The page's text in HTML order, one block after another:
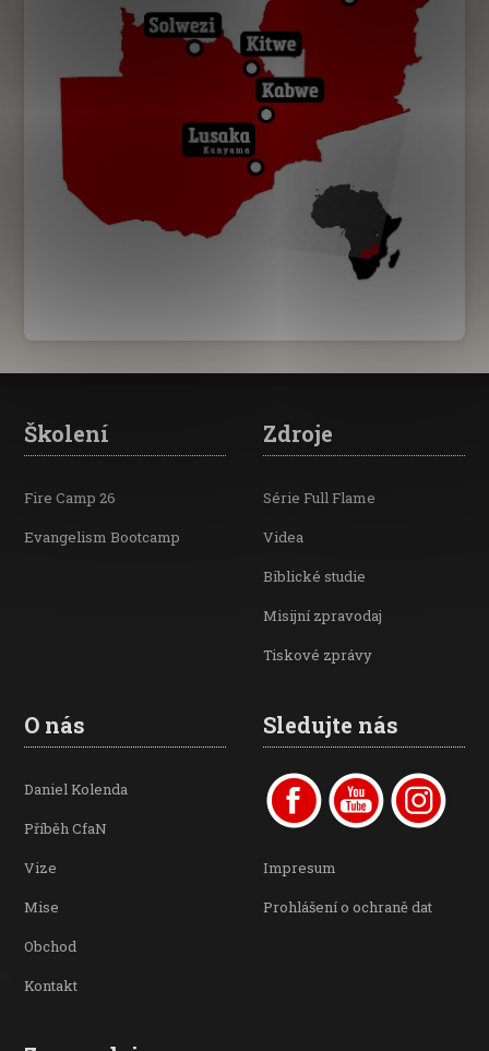
Školení
Fire Camp 26
Evangelism Bootcamp
Zdroje
Série Full Flame
Videa
Biblické studie
Misijní zpravodaj
Tiskové zprávy
O nás
Daniel Kolenda
Příběh CfaN
Vize
Mise
Obchod
Kontakt
Sledujte nás
Impresum
Prohlášení o ochraně dat